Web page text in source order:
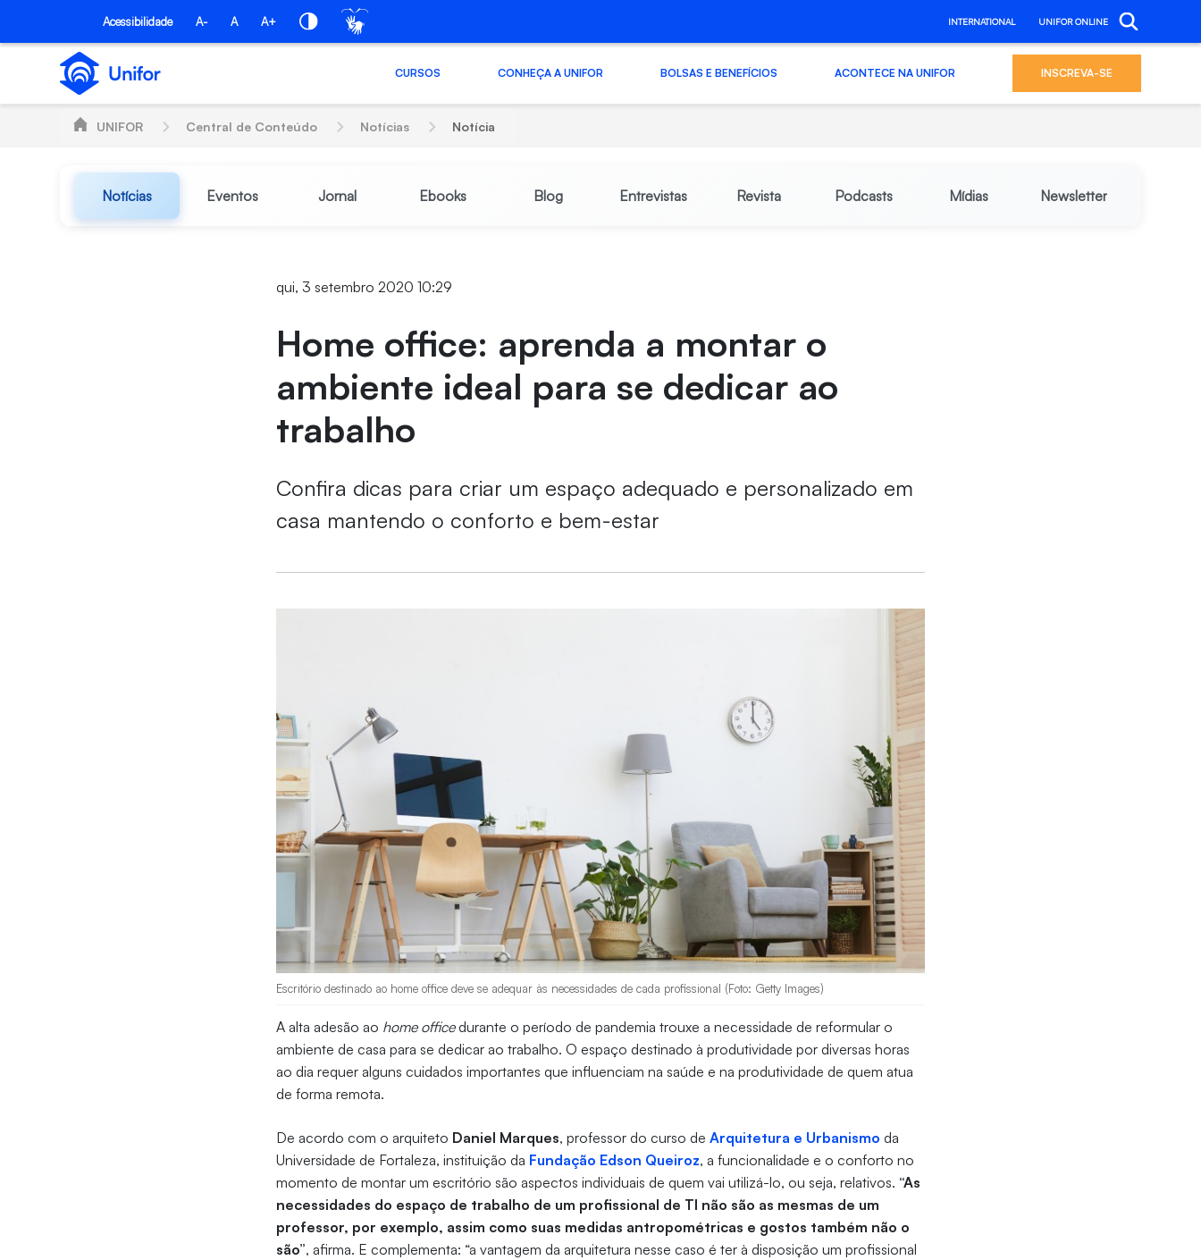
Pular para o Conteúdo principal
Acessibilidade A- A A+ INTERNATIONAL UNIFOR ONLINE
CURSOS CONHEÇA A UNIFOR BOLSAS E BENEFÍCIOS ACONTECE NA UNIFOR INSCREVA-SE
UNIFOR Central de Conteúdo Notícias Notícia
Notícias Eventos Jornal Ebooks Blog Entrevistas Revista Podcasts Mídias Newsletter
qui, 3 setembro 2020 10:29
Home office: aprenda a montar o
ambiente ideal para se dedicar ao
trabalho
Confira dicas para criar um espaço adequado e personalizado em
casa mantendo o conforto e bem-estar
Escritório destinado ao home office deve se adequar às necessidades de cada profissional (Foto: Getty Images)
A alta adesão ao home office durante o período de pandemia trouxe a necessidade de reformular o
ambiente de casa para se dedicar ao trabalho. O espaço destinado à produtividade por diversas horas
ao dia requer alguns cuidados importantes que influenciam na saúde e na produtividade de quem atua
de forma remota.
De acordo com o arquiteto Daniel Marques, professor do curso deArquitetura e Urbanismo da
Universidade de Fortaleza, instituição da Fundação Edson Queiroz, a funcionalidade e o conforto no
momento de montar um escritório são aspectos individuais de quem vai utilizá-lo, ou seja, relativos. “As
necessidades do espaço de trabalho de um profissional de TI não são as mesmas de um
professor, por exemplo, assim como suas medidas antropométricas e gostos também não o
são”, afirma. E complementa: “a vantagem da arquitetura nesse caso é ter à disposição um profissional